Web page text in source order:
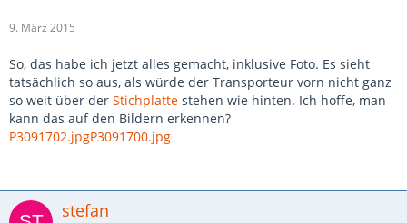
9. März 2015
So, das habe ich jetzt alles gemacht, inklusive Foto. Es sieht
tatsächlich so aus, als würde der Transporteur vorn nicht ganz
so weit über der Stichplatte stehen wie hinten. Ich hoffe, man
kann das auf den Bildern erkennen?
P3091702.jpgP3091700.jpg
stefan